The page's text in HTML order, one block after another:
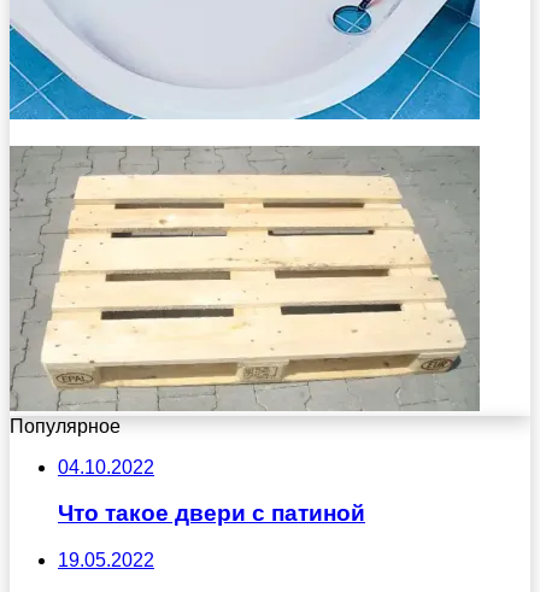
Популярное
04.10.2022
Что такое двери с патиной
19.05.2022